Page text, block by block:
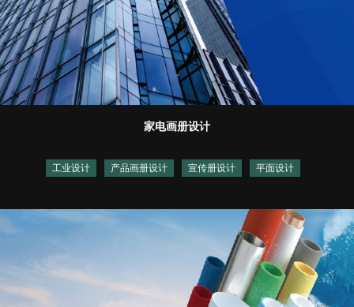
家电画册设计
工业设计 产品画册设计 宣传册设计 平面设计